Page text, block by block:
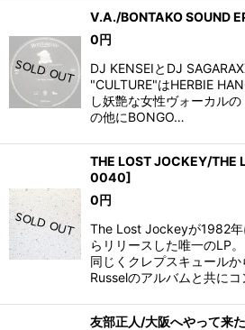
V.A./BONTAKO SOUND
0円
DJ KENSEIとDJ
"CULTURE"はHERBIE
し妖艶な女性ヴォーカル
の他にBONGO…
THE LOST JOCKEY/THE
0040]
0円
The Lost Jockeyが1982年
らリリースした唯一のLP
同じくクレプスキュール
Russelのアルバムと共に
友部正人/大阪へやって来た